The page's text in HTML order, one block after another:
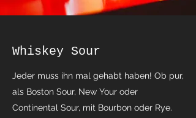
Whiskey Sour
Jeder muss ihn mal gehabt haben! Ob pur,
als Boston Sour, New Your oder
Continental Sour, mit Bourbon oder Rye.